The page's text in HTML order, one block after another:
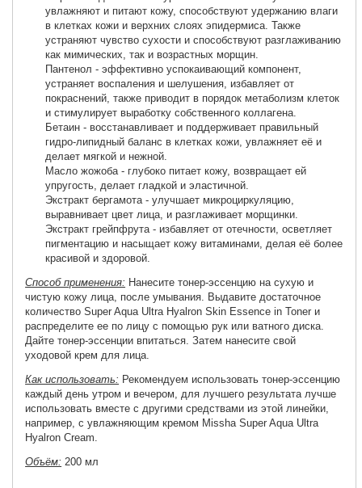
увлажняют и питают кожу, способствуют удержанию влаги
в клетках кожи и верхних слоях эпидермиса. Также
устраняют чувство сухости и способствуют разглаживанию
как мимических, так и возрастных морщин.
Пантенол - эффективно успокаивающий компонент,
устраняет воспаления и шелушения, избавляет от
покраснений, также приводит в порядок метаболизм клеток
и стимулирует выработку собственного коллагена.
Бетаин - восстанавливает и поддерживает правильный
гидро-липидный баланс в клетках кожи, увлажняет её и
делает мягкой и нежной.
Масло жожоба - глубоко питает кожу, возвращает ей
упругость, делает гладкой и эластичной.
Экстракт бергамота - улучшает микроциркуляцию,
выравнивает цвет лица, и разглаживает морщинки.
Экстракт грейпфрута - избавляет от отечности, осветляет
пигментацию и насыщает кожу витаминами, делая её более
красивой и здоровой.
Способ применения: Нанесите тонер-эссенцию на сухую и
чистую кожу лица, после умывания. Выдавите достаточное
количество Super Aqua Ultra Hyalron Skin Essence in Toner и
распределите ее по лицу с помощью рук или ватного диска.
Дайте тонер-эссенции впитаться. Затем нанесите свой
уходовой крем для лица.
Как использовать: Рекомендуем использовать тонер-эссенцию
каждый день утром и вечером, для лучшего результата лучше
использовать вместе с другими средствами из этой линейки,
например, с увлажняющим кремом Missha Super Aqua Ultra
Hyalron Cream.
Объём: 200 мл